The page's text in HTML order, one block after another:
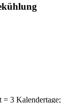
= 3 Kalendertage;